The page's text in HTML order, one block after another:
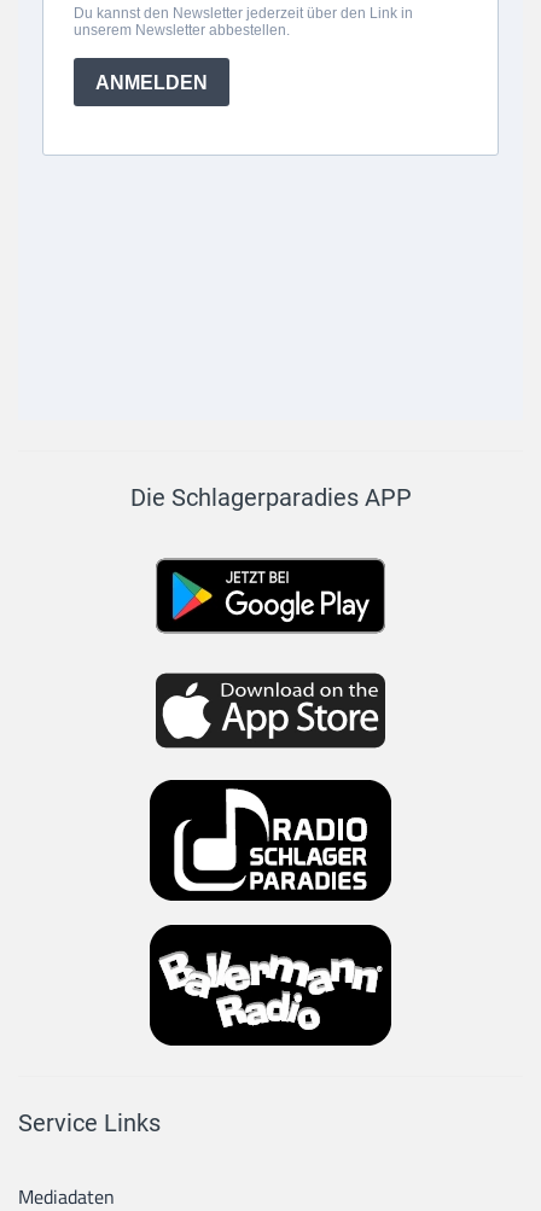
Die Schlagerparadies APP
Service Links
Mediadaten